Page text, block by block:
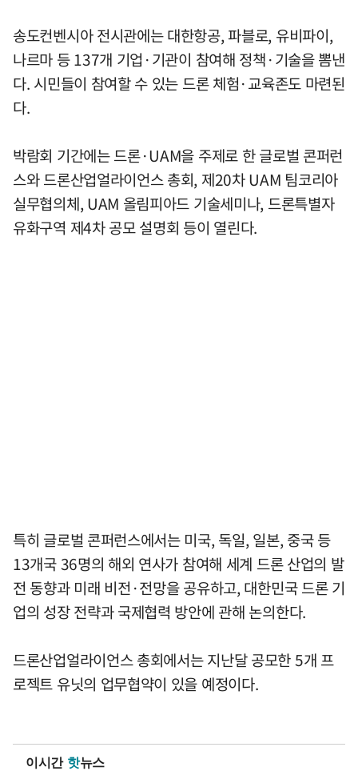
송도컨벤시아 전시관에는 대한항공, 파블로, 유비파이,
나르마 등 137개 기업·기관이 참여해 정책·기술을 뽐낸
다. 시민들이 참여할 수 있는 드론 체험·교육존도 마련된
다.
박람회 기간에는 드론·UAM을 주제로 한 글로벌 콘퍼런
스와 드론산업얼라이언스 총회, 제20차 UAM 팀코리아
실무협의체, UAM 올림피아드 기술세미나, 드론특별자
유화구역 제4차 공모 설명회 등이 열린다.
특히 글로벌 콘퍼런스에서는 미국, 독일, 일본, 중국 등
13개국 36명의 해외 연사가 참여해 세계 드론 산업의 발
전 동향과 미래 비전·전망을 공유하고, 대한민국 드론 기
업의 성장 전략과 국제협력 방안에 관해 논의한다.
드론산업얼라이언스 총회에서는 지난달 공모한 5개 프
로젝트 유닛의 업무협약이 있을 예정이다.
이시간 핫뉴스